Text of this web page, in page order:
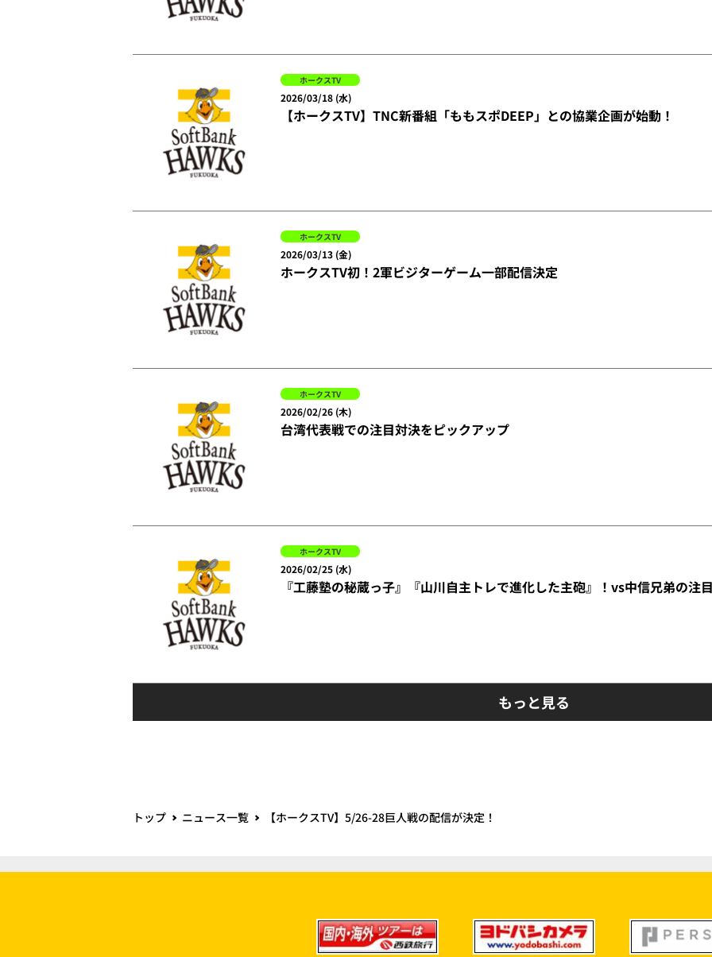
ホークスTV
2026/03/18 (水)
【ホークスTV】TNC新番組「ももスポDEEP」との協業企画が始動！
ホークスTV
2026/03/13 (金)
ホークスTV初！2軍ビジターゲーム一部配信決定
ホークスTV
2026/02/26 (木)
台湾代表戦での注目対決をピックアップ
ホークスTV
2026/02/25 (水)
『工藤塾の秘蔵っ子』『山川自主トレで進化した主砲』！vs中信兄弟の注
もっと見る
トップ ニュース一覧 【ホークスTV】5/26-28巨人戦の配信が決定！